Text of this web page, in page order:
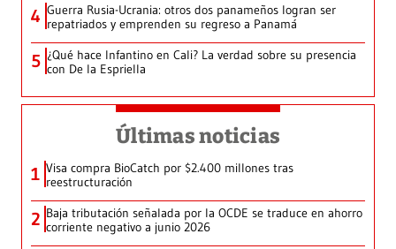
4 Guerra Rusia-Ucrania: otros dos panameños logran ser
repatriados y emprenden su regreso a Panamá
5 ¿Qué hace Infantino en Cali? La verdad sobre su presencia
con De la Espriella
Últimas noticias
1 Visa compra BioCatch por $2.400 millones tras
reestructuración
2 Baja tributación señalada por la OCDE se traduce en ahorro
corriente negativo a junio 2026